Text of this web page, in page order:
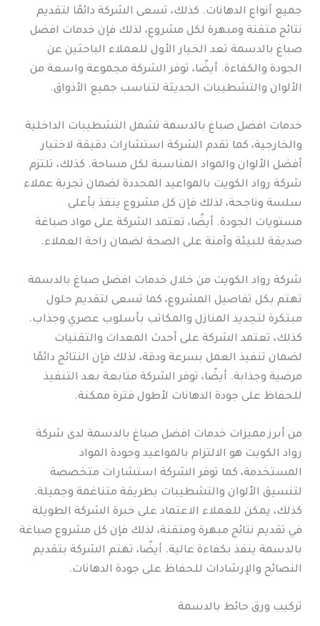
جميع أنواع الدهانات. كذلك، تسعى الشركة دائمًا لتقديم
نتائج متقنة ومبهرة لكل مشروع، لذلك فإن خدمات افضل
صباغ بالدسمة تعد الخيار الأول للعملاء الباحثين عن
الجودة والكفاءة. أيضًا، توفر الشركة مجموعة واسعة من
الألوان والتشطيبات الحديثة لتناسب جميع الأذواق.
خدمات افضل صباغ بالدسمة تشمل التشطيبات الداخلية
والخارجية، كما تقدم الشركة استشارات دقيقة لاختيار
أفضل الألوان والمواد المناسبة لكل مساحة. كذلك، تلتزم
شركة رواد الكويت بالمواعيد المحددة لضمان تجربة عملاء
سلسة وناجحة، لذلك فإن كل مشروع ينفذ بأعلى
مستويات الجودة. أيضًا، تعتمد الشركة على مواد صباغة
صديقة للبيئة وآمنة على الصحة لضمان راحة العملاء.
شركة رواد الكويت من خلال خدمات افضل صباغ بالدسمة
تهتم بكل تفاصيل المشروع، كما تسعى لتقديم حلول
مبتكرة لتجديد المنازل والمكاتب بأسلوب عصري وجذاب.
كذلك، تعتمد الشركة على أحدث المعدات والتقنيات
لضمان تنفيذ العمل بسرعة ودقة، لذلك فإن النتائج دائمًا
مرضية وجذابة. أيضًا، توفر الشركة متابعة بعد التنفيذ
للحفاظ على جودة الدهانات لأطول فترة ممكنة.
من أبرز مميزات خدمات افضل صباغ بالدسمة لدى شركة
رواد الكويت هو الالتزام بالمواعيد وجودة المواد
المستخدمة، كما توفر الشركة استشارات متخصصة
لتنسيق الألوان والتشطيبات بطريقة متناغمة وجميلة.
كذلك، يمكن للعملاء الاعتماد على خبرة الشركة الطويلة
في تقديم نتائج مبهرة ومتقنة، لذلك فإن كل مشروع صباغة
بالدسمة ينفذ بكفاءة عالية. أيضًا، تهتم الشركة بتقديم
النصائح والإرشادات للحفاظ على جودة الدهانات.
تركيب ورق حائط بالدسمة